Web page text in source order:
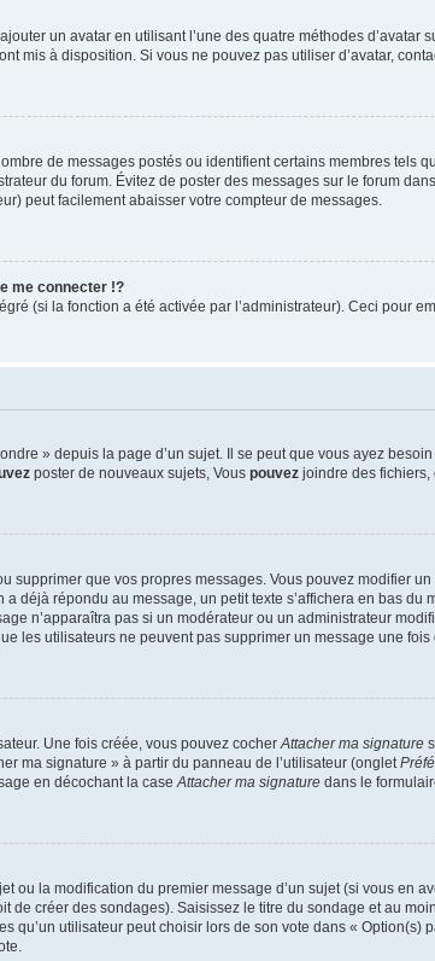
un avatar en utilisant l’une des quatre méthodes d’avatar
mis à disposition. Si vous ne pouvez pas utiliser d’avatar,
de messages postés ou identifient certains membres tels
du forum. Évitez de poster des messages sur le forum
peut facilement abaisser votre compteur de messages.
me connecter !?
(si la fonction a été activée par l’administrateur). Ceci pour
» depuis la page d’un sujet. Il se peut que vous ayez
poster de nouveaux sujets, Vous pouvez joindre des fichiers,
supprimer que vos propres messages. Vous pouvez modifier
déjà répondu au message, un petit texte s’affichera en bas du
n’apparaîtra pas si un modérateur ou un administrateur
les utilisateurs ne peuvent pas supprimer un message une fois
Une fois créée, vous pouvez cocher Attacher ma signature
ma signature » à partir du panneau de l’utilisateur (onglet
en décochant la case Attacher ma signature dans le
ou la modification du premier message d’un sujet (si vous en
de créer des sondages). Saisissez le titre du sondage et au
qu’un utilisateur peut choisir lors de son vote dans « Option(s)